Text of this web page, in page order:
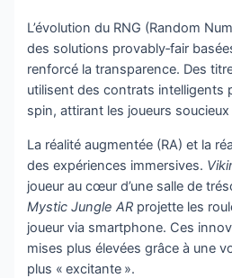
L’évolution du RNG (Random
des solutions provably‑fair
renforcé la transparence. Des
utilisent des contrats intelligents
spin, attirant les joueurs soucieux
La réalité augmentée (RA) et la
des expériences immersives.
joueur au cœur d’une salle de
Mystic Jungle AR projette les
joueur via smartphone. Ces
mises plus élevées grâce à une
plus « excitante ».